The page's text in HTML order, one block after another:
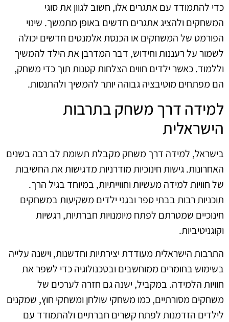
כדי להתמודד עם אתגרים אלו, חשוב לגוון את סוגי
המשחקים ולהציג אתגרים חדשים באופן מתמשך. שינוי
הפורמט של המשחקים או הכנסת אלמנטים חדשים יכולה
לשמור על רעננות וחידוש, דבר המדרבן את הילד להמשיך
וללמוד. כאשר ילדים חווים הצלחות קטנות תוך כדי משחק,
הם מפתחים מוטיבציה גבוהה יותר להמשיך ולהתנסות.
למידה דרך משחק בתרבות
הישראלית
בישראל, למידה דרך משחק מקבלת תשומת לב רבה בשנים
האחרונות. גישות חינוכיות מודרניות מדגישות את החשיבות
של חוויות למידה מעשיות וחווייתיות, במיוחד בגיל הרך.
תוכניות רבות בבתי ספר ובגני ילדים משקיעות במשחקים
חינוכיים שמטרתם לפתח מיומנויות חברתיות, רגשיות
וקוגניטיביות.
התרבות הישראלית מעודדת יצירתיות וחדשנות, וישנה עלייה
בשימוש בחומרים ממוחשבים ובטכנולוגיה כדי לשפר את
חוויות הלמידה. במקביל, ישנה גם חזרה לערכים של
משחקים מסורתיים, כמו משחקי שולחן ומשחקי חוץ, שמקנים
לילדים הזדמנות לפתח קשרים חברתיים ולהתמודד עם